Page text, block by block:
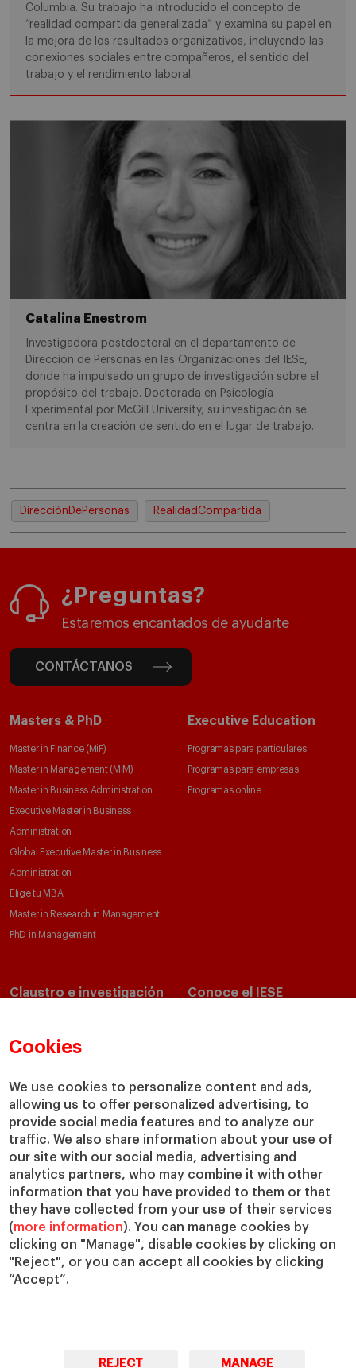
Cookies
We use cookies to personalize content and ads,
allowing us to offer personalized advertising, to
provide social media features and to analyze our
traffic. We also share information about your use of
our site with our social media, advertising and
analytics partners, who may combine it with other
information that you have provided to them or that
they have collected from your use of their services
(more information). You can manage cookies by
clicking on "Manage", disable cookies by clicking on
"Reject", or you can accept all cookies by clicking
“Accept”.
REJECT MANAGE
Columbia. Su trabajo ha introducido el concepto de
“realidad compartida generalizada” y examina su papel en
la mejora de los resultados organizativos, incluyendo las
conexiones sociales entre compañeros, el sentido del
trabajo y el rendimiento laboral.
Catalina Enestrom
Investigadora postdoctoral en el departamento de
Dirección de Personas en las Organizaciones del IESE,
donde ha impulsado un grupo de investigación sobre el
propósito del trabajo. Doctorada en Psicología
Experimental por McGill University, su investigación se
centra en la creación de sentido en el lugar de trabajo.
DirecciónDePersonas RealidadCompartida
¿Preguntas?
Estaremos encantados de ayudarte
CONTÁCTANOS
Masters & PhD
Master in Finance (MiF)
Master in Management (MiM)
Master in Business Administration
Executive Master in Business
Administration
Global Executive Master in Business
Administration
Elige tu MBA
Master in Research in Management
PhD in Management
Executive Education
Programas para particulares
Programas para empresas
Programas online
Claustro e investigación
Departamentos académicos
Cátedras
IESE Insight
IESE Publishing
Conoce el IESE
Nuestro impacto
Colabora con el IESE
Servicios
Biblioteca
Canal de Compliance
Capellanía
IESE Shop
Jobs @IESE
Préstamos y becas